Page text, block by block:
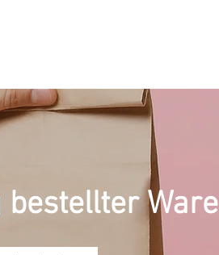
bestellter Ware